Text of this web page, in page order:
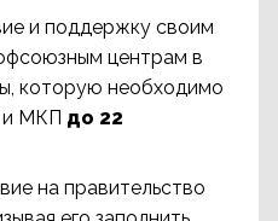
и поддержку своим
центрам в
которую необходимо
и МКП до 22
на правительство